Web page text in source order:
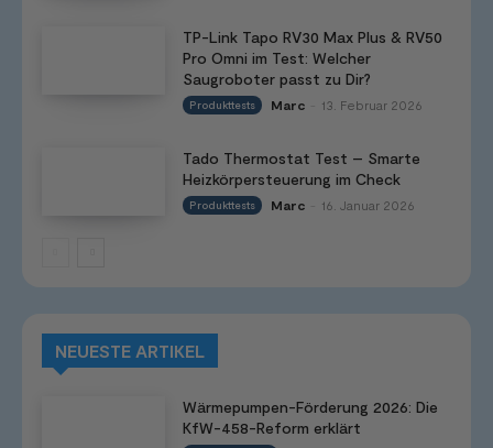
TP-Link Tapo RV30 Max Plus & RV50
Pro Omni im Test: Welcher
Saugroboter passt zu Dir?
Produkttests Marc 13. Februar 2026
Tado Thermostat Test – Smarte
Heizkörpersteuerung im Check
Produkttests Marc 16. Januar 2026
NEUESTE ARTIKEL
Wärmepumpen-Förderung 2026: Die
KfW-458-Reform erklärt